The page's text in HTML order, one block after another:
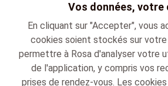
+32 19 33 94 40
Langues parlées
Français (Français)
Vos données, votre
En cliquant sur "Accepter", vous
cookies soient stockés sur votre
permettre à Rosa d'analyser votre
de l'application, y compris vos
prises de rendez-vous. Les